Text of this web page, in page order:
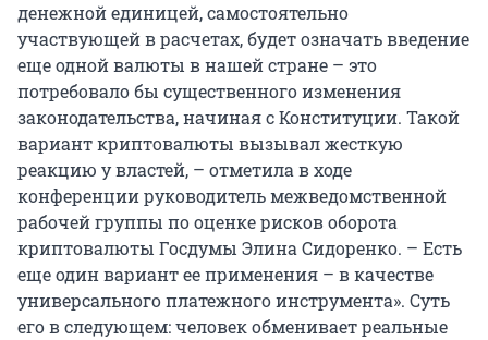
денежной единицей, самостоятельно
участвующей в расчетах, будет означать введение
еще одной валюты в нашей стране – это
потребовало бы существенного изменения
законодательства, начиная с Конституции. Такой
вариант криптовалюты вызывал жесткую
реакцию у властей, – отметила в ходе
конференции руководитель межведомственной
рабочей группы по оценке рисков оборота
криптовалюты Госдумы Элина Сидоренко. – Есть
еще один вариант ее применения – в качестве
универсального платежного инструмента». Суть
его в следующем: человек обменивает реальные